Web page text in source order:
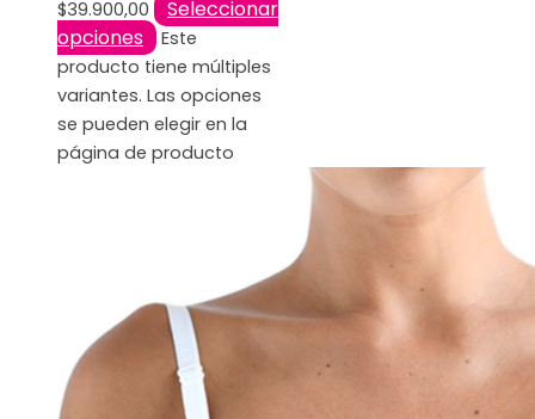
$39.900,00
Seleccionar
opciones
Este
producto tiene múltiples
variantes. Las opciones
se pueden elegir en la
página de producto